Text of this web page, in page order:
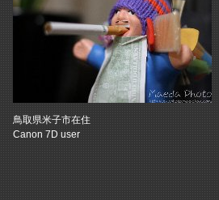
鳥取県米子市在住
Canon 7D user